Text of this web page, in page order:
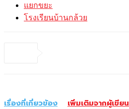
แยกขยะ
โรงเรียนบ้านกล้วย
เรื่องที่เกี่ยวข้อง เพิ่มเติมจากผู้เขียน